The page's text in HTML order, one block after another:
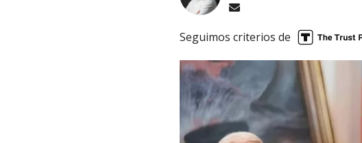
Seguimos criterios de